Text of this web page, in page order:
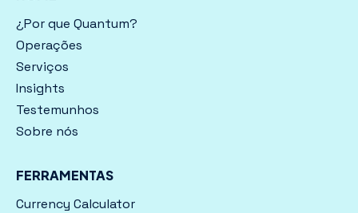
¿Por que Quantum?
Operações
Serviços
Insights
Testemunhos
Sobre nós
FERRAMENTAS
Currency Calculator